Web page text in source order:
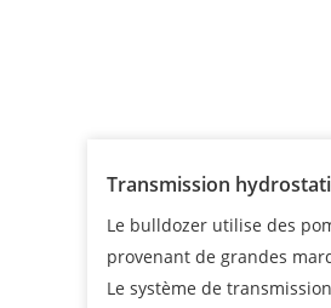
Transmission
Le bulldozer utilise des
provenant de grandes
Le système de